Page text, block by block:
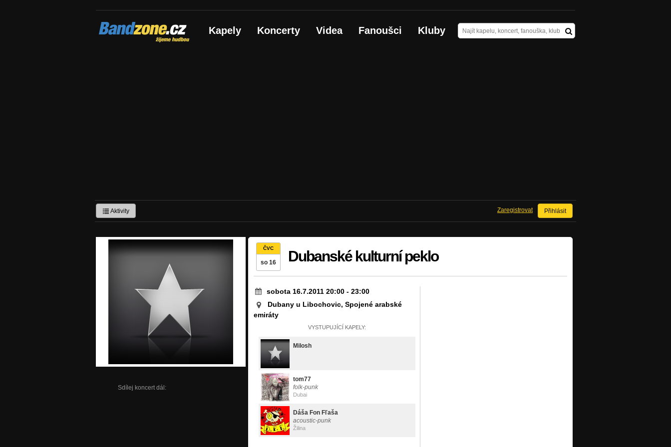
Bandzone.cz
žijeme hudbou Kapely Koncerty Videa Fanoušci Kluby
Aktivity Přihlásit
Zaregistrovat
Sdílej koncert dál:
ČVC
so 16 Dubanské kulturní peklo
sobota 16.7.2011 20:00 - 23:00
Dubany u Libochovic, Spojené arabské
emiráty
VYSTUPUJÍCÍ KAPELY:
Milosh
tom77
folk-punk
Dubai
Dáša Fon Fľaša
acoustic-punk
Žilina